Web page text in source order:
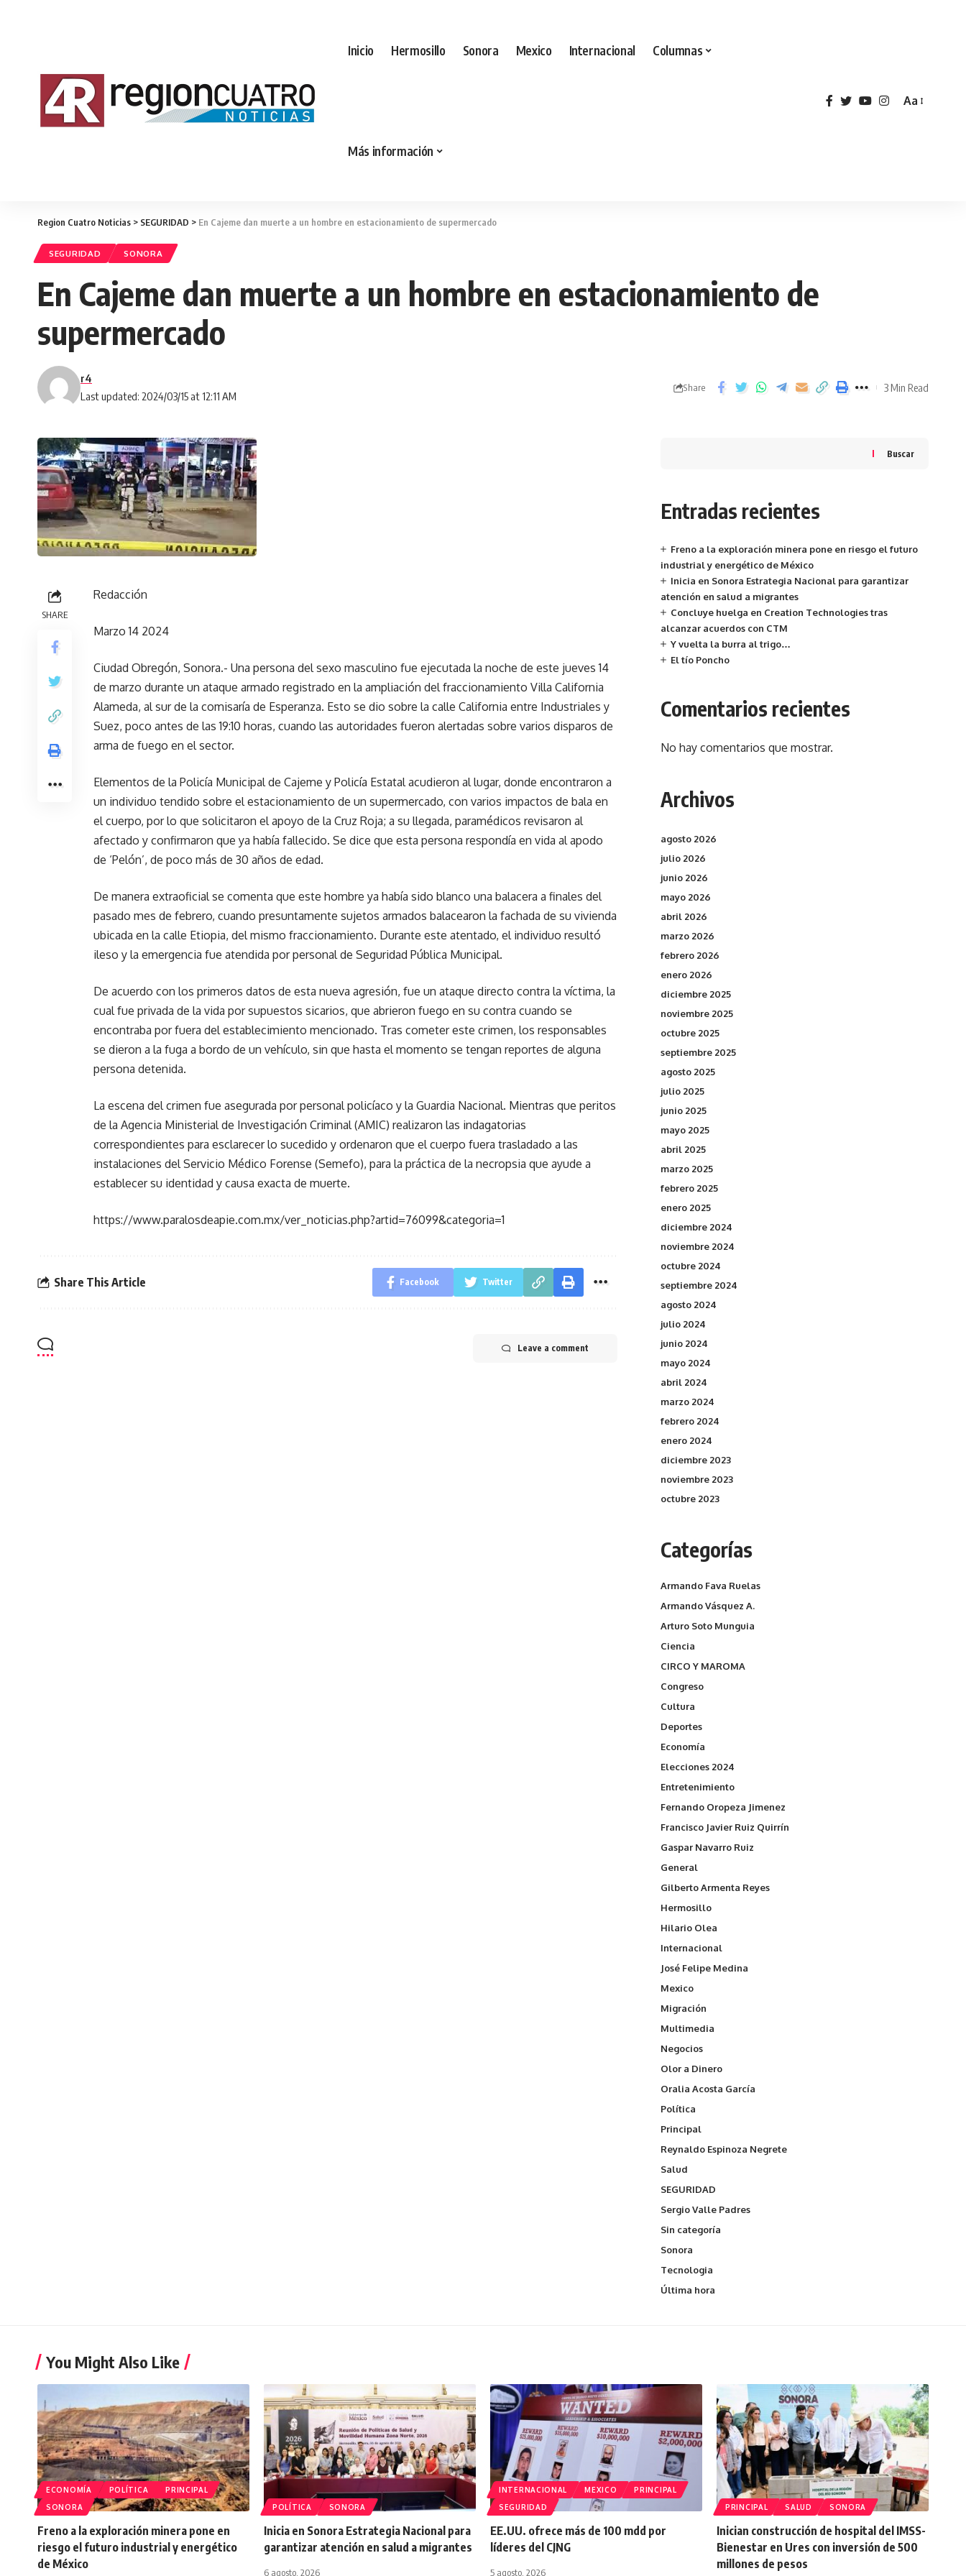
Inicio Hermosillo Sonora Mexico Internacional Columnas
Más información
Aa
Region Cuatro Noticias > SEGURIDAD > En Cajeme dan muerte a un hombre en estacionamiento de supermercado
SEGURIDAD SONORA
En Cajeme dan muerte a un hombre en estacionamiento de
supermercado
Last updated: 2024/03/15 at 12:11 AM
r4
Share 3 Min Read
SHARE
Redacción
Marzo 14 2024
Ciudad Obregón, Sonora.- Una persona del sexo masculino fue ejecutada la noche de este jueves 14
de marzo durante un ataque armado registrado en la ampliación del fraccionamiento Villa California
Alameda, al sur de la comisaría de Esperanza. Esto se dio sobre la calle California entre Industriales y
Suez, poco antes de las 19:10 horas, cuando las autoridades fueron alertadas sobre varios disparos de
arma de fuego en el sector.
Elementos de la Policía Municipal de Cajeme y Policía Estatal acudieron al lugar, donde encontraron a
un individuo tendido sobre el estacionamiento de un supermercado, con varios impactos de bala en
el cuerpo, por lo que solicitaron el apoyo de la Cruz Roja; a su llegada, paramédicos revisaron al
afectado y confirmaron que ya había fallecido. Se dice que esta persona respondía en vida al apodo
de ‘Pelón’, de poco más de 30 años de edad.
De manera extraoficial se comenta que este hombre ya había sido blanco una balacera a finales del
pasado mes de febrero, cuando presuntamente sujetos armados balacearon la fachada de su vivienda
ubicada en la calle Etiopia, del mismo fraccionamiento. Durante este atentado, el individuo resultó
ileso y la emergencia fue atendida por personal de Seguridad Pública Municipal.
De acuerdo con los primeros datos de esta nueva agresión, fue un ataque directo contra la víctima, la
cual fue privada de la vida por supuestos sicarios, que abrieron fuego en su contra cuando se
encontraba por fuera del establecimiento mencionado. Tras cometer este crimen, los responsables
se dieron a la fuga a bordo de un vehículo, sin que hasta el momento se tengan reportes de alguna
persona detenida.
La escena del crimen fue asegurada por personal policíaco y la Guardia Nacional. Mientras que peritos
de la Agencia Ministerial de Investigación Criminal (AMIC) realizaron las indagatorias
correspondientes para esclarecer lo sucedido y ordenaron que el cuerpo fuera trasladado a las
instalaciones del Servicio Médico Forense (Semefo), para la práctica de la necropsia que ayude a
establecer su identidad y causa exacta de muerte.
https://www.paralosdeapie.com.mx/ver_noticias.php?artid=76099&categoria=1
Share This Article Facebook Twitter
Leave a comment
Buscar
Entradas recientes
Freno a la exploración minera pone en riesgo el futuro
industrial y energético de México
Inicia en Sonora Estrategia Nacional para garantizar
atención en salud a migrantes
Concluye huelga en Creation Technologies tras
alcanzar acuerdos con CTM
Y vuelta la burra al trigo…
El tío Poncho
Comentarios recientes
No hay comentarios que mostrar.
Archivos
agosto 2026
julio 2026
junio 2026
mayo 2026
abril 2026
marzo 2026
febrero 2026
enero 2026
diciembre 2025
noviembre 2025
octubre 2025
septiembre 2025
agosto 2025
julio 2025
junio 2025
mayo 2025
abril 2025
marzo 2025
febrero 2025
enero 2025
diciembre 2024
noviembre 2024
octubre 2024
septiembre 2024
agosto 2024
julio 2024
junio 2024
mayo 2024
abril 2024
marzo 2024
febrero 2024
enero 2024
diciembre 2023
noviembre 2023
octubre 2023
Categorías
Armando Fava Ruelas
Armando Vásquez A.
Arturo Soto Munguia
Ciencia
CIRCO Y MAROMA
Congreso
Cultura
Deportes
Economía
Elecciones 2024
Entretenimiento
Fernando Oropeza Jimenez
Francisco Javier Ruiz Quirrín
Gaspar Navarro Ruiz
General
Gilberto Armenta Reyes
Hermosillo
Hilario Olea
Internacional
José Felipe Medina
Mexico
Migración
Multimedia
Negocios
Olor a Dinero
Oralia Acosta García
Política
Principal
Reynaldo Espinoza Negrete
Salud
SEGURIDAD
Sergio Valle Padres
Sin categoría
Sonora
Tecnologia
Última hora
You Might Also Like
ECONOMÍA POLÍTICA
PRINCIPAL
SONORA
Freno a la exploración minera pone en
riesgo el futuro industrial y energético
de México
POLÍTICA SONORA
Inicia en Sonora Estrategia Nacional para
garantizar atención en salud a migrantes
6 agosto, 2026
INTERNACIONAL MEXICO
PRINCIPAL
SEGURIDAD
EE.UU. ofrece más de 100 mdd por
líderes del CJNG
5 agosto, 2026
PRINCIPAL SALUD SONORA
Inician construcción de hospital del IMSS-
Bienestar en Ures con inversión de 500
millones de pesos